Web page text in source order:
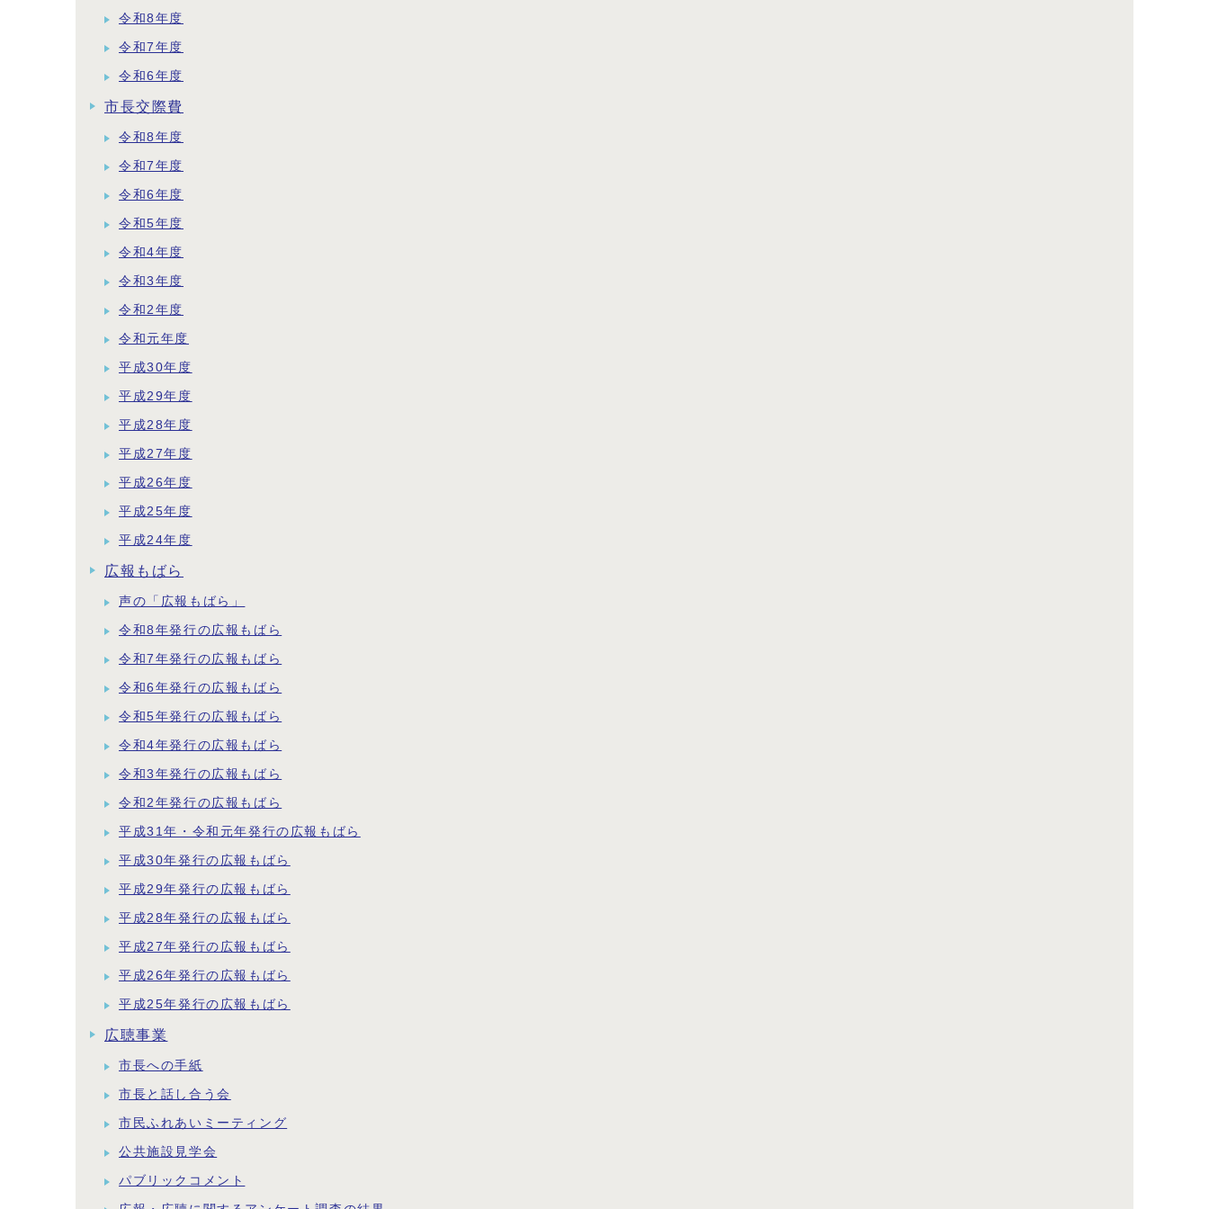
令和8年度
令和7年度
令和6年度
市長交際費
令和8年度
令和7年度
令和6年度
令和5年度
令和4年度
令和3年度
令和2年度
令和元年度
平成30年度
平成29年度
平成28年度
平成27年度
平成26年度
平成25年度
平成24年度
広報もばら
声の「広報もばら」
令和8年発行の広報もばら
令和7年発行の広報もばら
令和6年発行の広報もばら
令和5年発行の広報もばら
令和4年発行の広報もばら
令和3年発行の広報もばら
令和2年発行の広報もばら
平成31年・令和元年発行の広報もばら
平成30年発行の広報もばら
平成29年発行の広報もばら
平成28年発行の広報もばら
平成27年発行の広報もばら
平成26年発行の広報もばら
平成25年発行の広報もばら
広聴事業
市長への手紙
市長と話し合う会
市民ふれあいミーティング
公共施設見学会
パブリックコメント